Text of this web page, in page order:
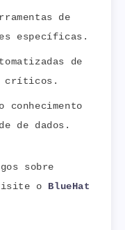
de
específicas.
de
críticos.
conhecimento
de dados.
sobre
o BlueHat